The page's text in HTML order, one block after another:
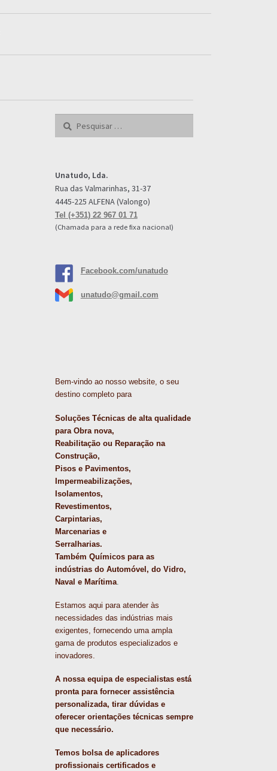
Pesquisar
Unatudo, Lda.
Rua das Valmarinhas, 31-37
4445-225 ALFENA (Valongo)
Tel (+351) 22 967 01 71
(Chamada para a rede fixa nacional)
Facebook.com/unatudo
unatudo@gmail.com
Bem-vindo ao nosso website, o seu
destino completo para
Soluções Técnicas de alta qualidade
para Obra nova,
Reabilitação ou Reparação na
Construção,
Pisos e Pavimentos,
Impermeabilizações,
Isolamentos,
Revestimentos,
Carpintarias,
Marcenarias e
Serralharias.
Também Químicos para as
indústrias do Automóvel, do Vidro,
Naval e Marítima.
Estamos aqui para atender às
necessidades das indústrias mais
exigentes, fornecendo uma ampla
gama de produtos especializados e
inovadores.
A nossa equipa de especialistas está
pronta para fornecer assistência
personalizada, tirar dúvidas e
oferecer orientações técnicas sempre
que necessário.
Temos bolsa de aplicadores
profissionais certificados e